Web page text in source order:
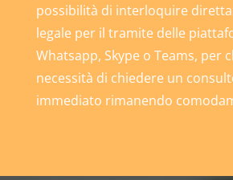
possibilità di interloquire
legale per il tramite delle
Whatsapp, Skype o Teams, per
necessità di chiedere un
immediato rimanendo